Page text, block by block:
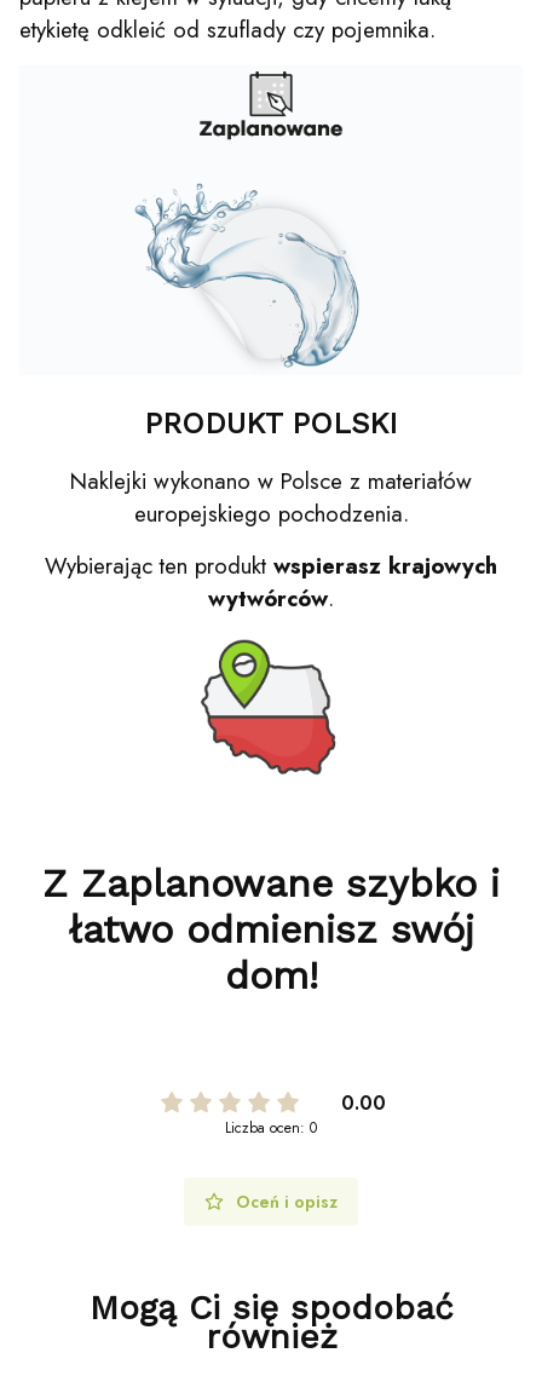
etykietę odkleić od szuflady czy pojemnika.
PRODUKT POLSKI
Naklejki wykonano w Polsce z materiałów
europejskiego pochodzenia.
Wybierając ten produkt wspierasz krajowych
wytwórców.
Z Zaplanowane szybko i
łatwo odmienisz swój
dom!
0.00
Liczba ocen: 0
Oceń i opisz
Mogą Ci się spodobać
również